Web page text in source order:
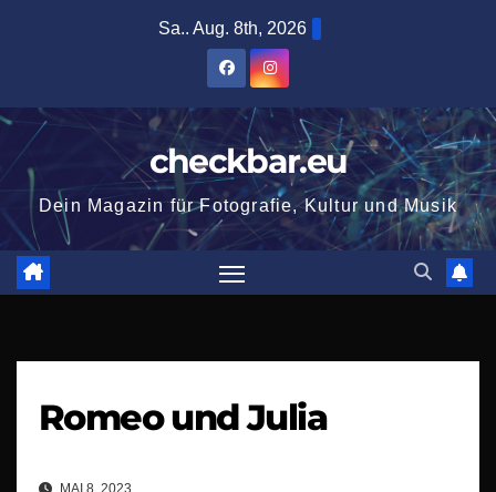
Sa.. Aug. 8th, 2026
checkbar.eu
Dein Magazin für Fotografie, Kultur und Musik
Romeo und Julia